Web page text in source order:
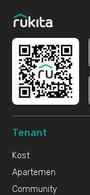
Tenant
Kost
Apartemen
Community